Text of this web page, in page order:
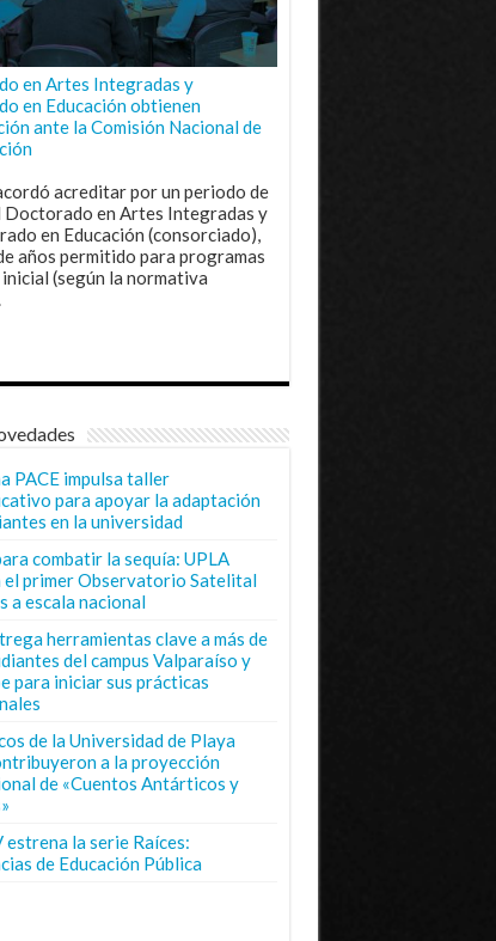
en Artes Integradas y
en Educación obtienen
ante la Comisión Nacional de
acreditar por un periodo de
Doctorado en Artes Integradas y
en Educación (consorciado),
años permitido para programas
(según la normativa
PACE impulsa taller
para apoyar la adaptación
en la universidad
combatir la sequía: UPLA
el primer Observatorio Satelital
a escala nacional
herramientas clave a más de
del campus Valparaíso y
para iniciar sus prácticas
de la Universidad de Playa
a la proyección
de «Cuentos Antárticos y
estrena la serie Raíces:
de Educación Pública